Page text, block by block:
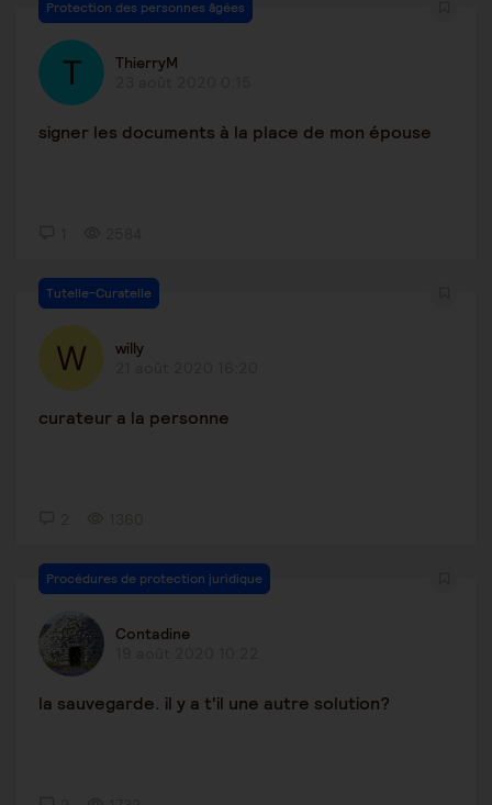
Protection des personnes âgées
ThierryM
signer les documents à la place de mon épouse
Tutelle-Curatelle
willy
curateur a la personne
Procédures de protection juridique
Contadine
la sauvegarde. il y a t'il une autre solution?